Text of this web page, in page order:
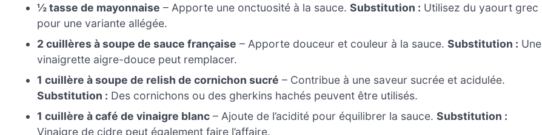
½ tasse de mayonnaise – Apporte une onctuosité à la sauce.Substitution : Utilisez du yaourt grec
pour une variante allégée.
2 cuillères à soupe de sauce française – Apporte douceur et couleur à la sauce.Substitution : Une
vinaigrette aigre-douce peut remplacer.
1 cuillère à soupe de relish de cornichon sucré – Contribue à une saveur sucrée et acidulée.
Substitution : Des cornichons ou des gherkins hachés peuvent être utilisés.
1 cuillère à café de vinaigre blanc – Ajoute de l’acidité pour équilibrer la sauce.Substitution :
Vinaigre de cidre peut également faire l’affaire.